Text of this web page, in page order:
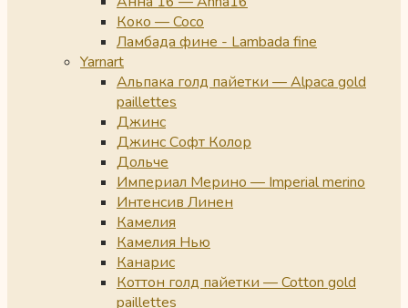
Коко — Coco
Ламбада фине - Lambada fine
Yarnart
Альпака голд пайетки — Alpaca gold
paillettes
Джинс
Джинс Софт Колор
Дольче
Империал Мерино — Imperial merino
Интенсив Линен
Камелия
Камелия Нью
Канарис
Коттон голд пайетки — Cotton gold
paillettes